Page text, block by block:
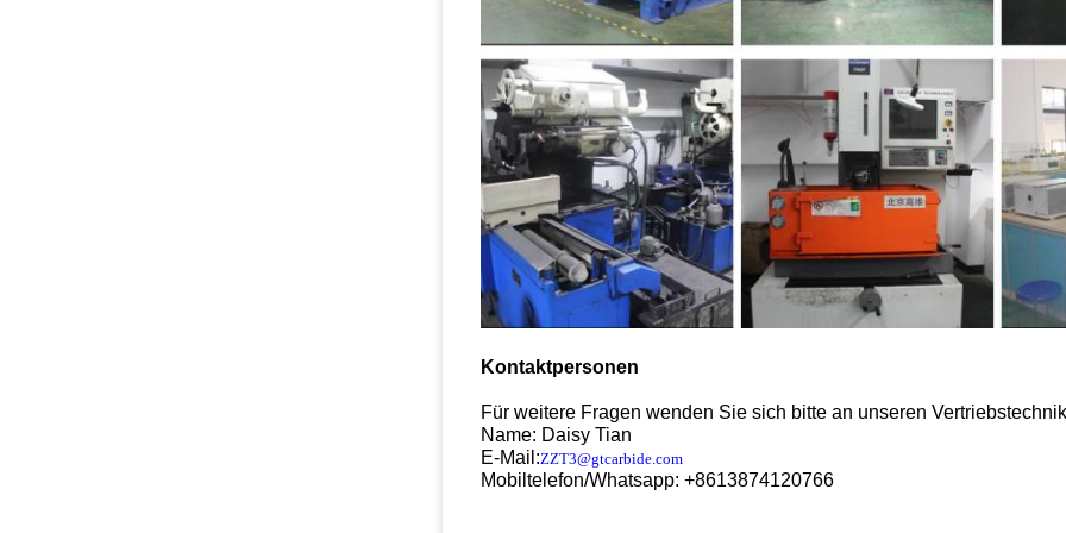
Kontaktpersonen
Für weitere Fragen wenden Sie sich bitte an unseren
Name: Daisy Tian
E-Mail:ZZT3@gtcarbide.com
Mobiltelefon/Whatsapp: +8613874120766